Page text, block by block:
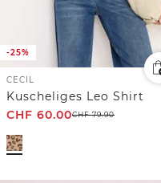
-25%
CECIL
Kuscheliges Leo Shirt
CHF 60.00CHF79.90